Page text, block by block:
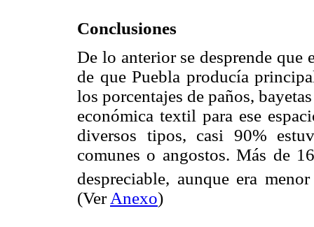
Conclusiones
De lo anterior se desprende que
de que Puebla producía
los porcentajes de paños,
económica textil para ese
diversos tipos, casi 90%
comunes o angostos. Más de
despreciable, aunque era
(Ver Anexo)